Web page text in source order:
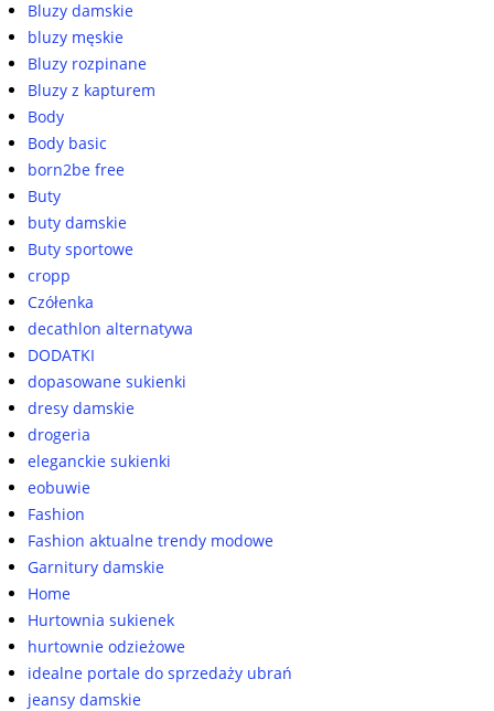
Bluzy damskie
bluzy męskie
Bluzy rozpinane
Bluzy z kapturem
Body
Body basic
born2be free
Buty
buty damskie
Buty sportowe
cropp
Czółenka
decathlon alternatywa
DODATKI
dopasowane sukienki
dresy damskie
drogeria
eleganckie sukienki
eobuwie
Fashion
Fashion aktualne trendy modowe
Garnitury damskie
Home
Hurtownia sukienek
hurtownie odzieżowe
idealne portale do sprzedaży ubrań
jeansy damskie